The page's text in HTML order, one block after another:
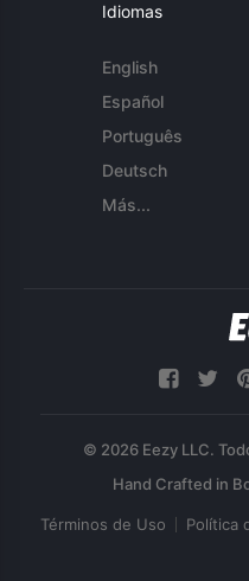
Idiomas
English
Español
Português
Deutsch
Más...
© 2026 Eezy LLC.
Términos de Uso Política